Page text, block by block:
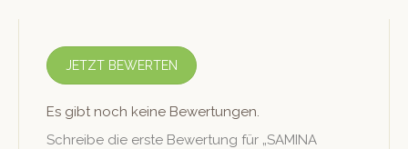
JETZT BEWERTEN
Es gibt noch keine Bewertungen.
Schreibe die erste Bewertung für „SAMINA